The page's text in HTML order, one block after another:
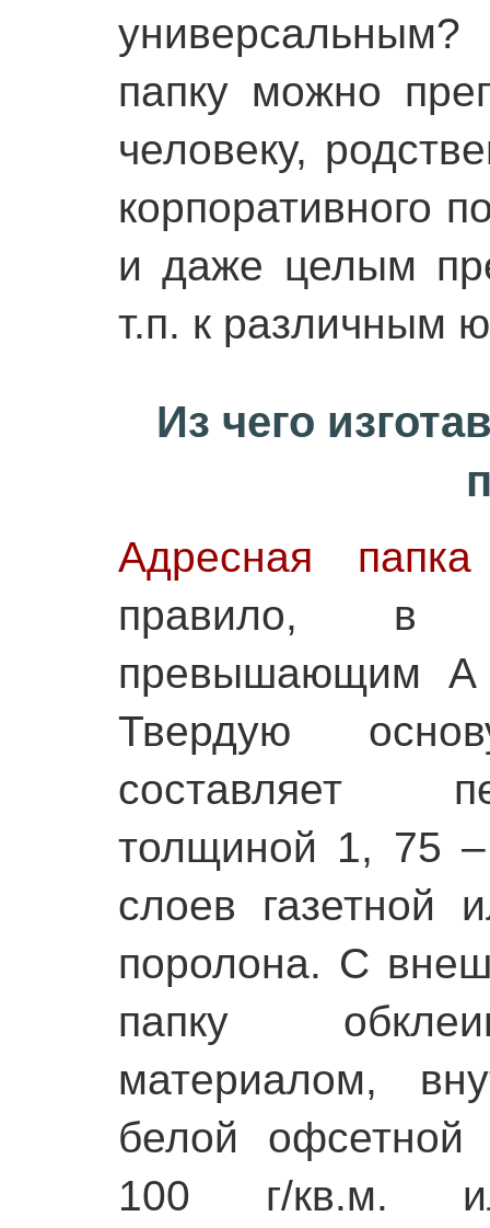
папку можно
человеку,
корпоративного
и даже целым
т.п. к различным
Из чего
Адресная папка
правило, в
превышающим А
Твердую
составляет
толщиной 1, 75
слоев газетной
поролона. С
папку
материалом,
белой офсетной
100 г/кв.м.